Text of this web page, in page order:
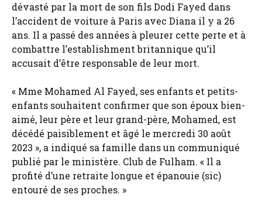
dévasté par la mort de son fils Dodi Fayed dans
l’accident de voiture à Paris avec Diana il y a 26
ans. Il a passé des années à pleurer cette perte et à
combattre l’establishment britannique qu’il
accusait d’être responsable de leur mort.
« Mme Mohamed Al Fayed, ses enfants et petits-
enfants souhaitent confirmer que son époux bien-
aimé, leur père et leur grand-père, Mohamed, est
décédé paisiblement et âgé le mercredi 30 août
2023 », a indiqué sa famille dans un communiqué
publié par le ministère. Club de Fulham. « Il a
profité d’une retraite longue et épanouie (sic)
entouré de ses proches. »